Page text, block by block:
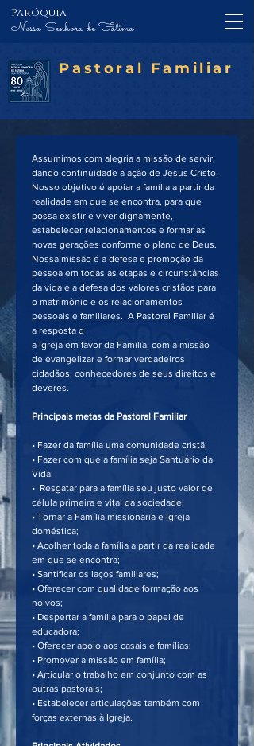
Nossa Senhora de Fátima
Paróquia
Pastoral Familiar
Assumimos com alegria a missão de servir,
dando continuidade à ação de Jesus Cristo.
Nosso objetivo é apoiar a família a partir da
realidade em que se encontra, para que
possa existir e viver dignamente,
estabelecer relacionamentos e formar as
novas gerações conforme o plano de Deus.
Nossa missão é a defesa e promoção da
pessoa em todas as etapas e circunstâncias
da vida e a defesa dos valores cristãos para
o matrimônio e os relacionamentos
pessoais e familiares.  A Pastoral Familiar é
a resposta d
a Igreja em favor da Família, com a missão
de evangelizar e formar verdadeiros
cidadãos, conhecedores de seus direitos e
deveres.
Principais metas da Pastoral Familiar
• Fazer da família uma comunidade cristã;
• Fazer com que a família seja Santuário da
Vida;
•  Resgatar para a família seu justo valor de
célula primeira e vital da sociedade;
• Tornar a Família missionária e Igreja
doméstica;
• Acolher toda a família a partir da realidade
em que se encontra;
• Santificar os laços familiares;
• Oferecer com qualidade formação aos
noivos;
• Despertar a família para o papel de
educadora;
• Oferecer apoio aos casais e famílias;
• Promover a missão em família;
• Articular o trabalho em conjunto com as
outras pastorais;
• Estabelecer articulações também com
forças externas à Igreja.